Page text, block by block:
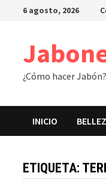
Saltar6 agosto, 2026
¿Cómo hacer
INICIO
ETIQUETA: